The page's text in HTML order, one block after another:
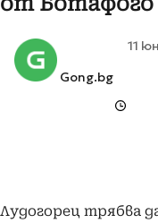
Gong.bg
11
Лудогорец трябва